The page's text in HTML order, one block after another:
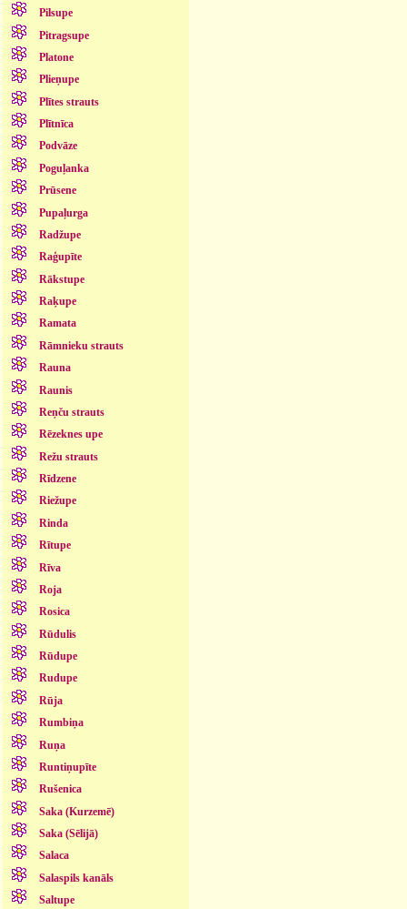
Pilsupe
Pitragsupe
Platone
Plieņupe
Plītes strauts
Plītnīca
Podvāze
Poguļanka
Prūsene
Pupaļurga
Radžupe
Raģupīte
Rākstupe
Raķupe
Ramata
Rāmnieku strauts
Rauna
Raunis
Reņču strauts
Rēzeknes upe
Režu strauts
Rīdzene
Riežupe
Rinda
Rītupe
Rīva
Roja
Rosica
Rūdulis
Rūdupe
Rudupe
Rūja
Rumbiņa
Ruņa
Runtiņupīte
Rušenica
Saka (Kurzemē)
Saka (Sēlijā)
Salaca
Salaspils kanāls
Saltupe